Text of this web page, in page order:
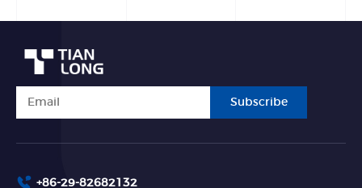
Subscribe
+86-29-82682132